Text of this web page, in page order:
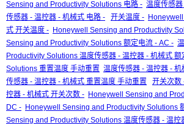
Sensing and Productivity Solutions 电路 - 温度传感
传感器 - 温控器 - 机械式 电路 -
开关温度 -
式 开关温度 - Honeywell Sensing and Productivity
Sensing and Productivity Solutions 额定电流 - AC -
Productivity Solutions 温度传感器 - 温控器 - 机械式 额
Solutions 重置温度 手动重置 温度传感器 - 温控器 -
传感器 - 温控器 - 机械式 重置温度 手动重置
开关次数
控器 - 机械式 开关次数 - Honeywell Sensing and
DC - Honeywell Sensing and Productivity Solutions
Sensing and Productivity Solutions 温度传感器 - 温控